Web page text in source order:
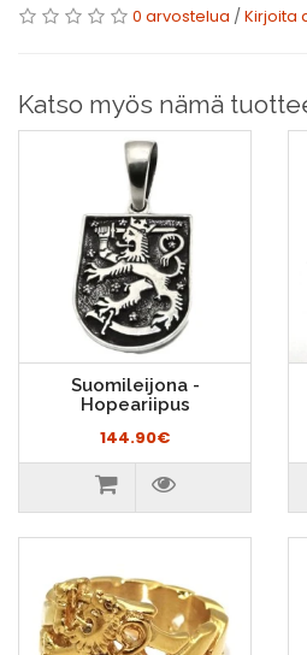
0 arvostelua /Kirjoita
Katso myös nämä
Suomileijona -
Hopeariipus
144.90€